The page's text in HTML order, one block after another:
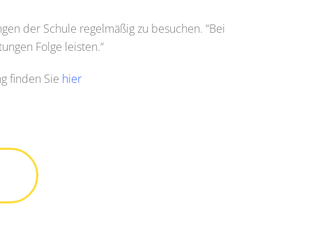
der Schule regelmäßig zu besuchen. “Bei
Folge leisten.“
finden Sie hier